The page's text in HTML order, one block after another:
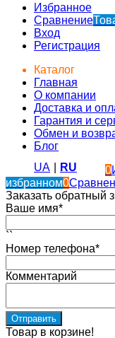
Избранное
Сравнение
Вход
Регистрация
Каталог
Главная
О компании
Доставка и
Гарантия и
Обмен и
Блог
UA
RU 0
избранном0
Заказать обратный
Ваше имя*
``
Номер телефона*
Комментарий
Товар в корзине!